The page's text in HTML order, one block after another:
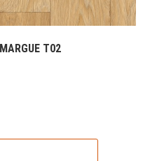
T02